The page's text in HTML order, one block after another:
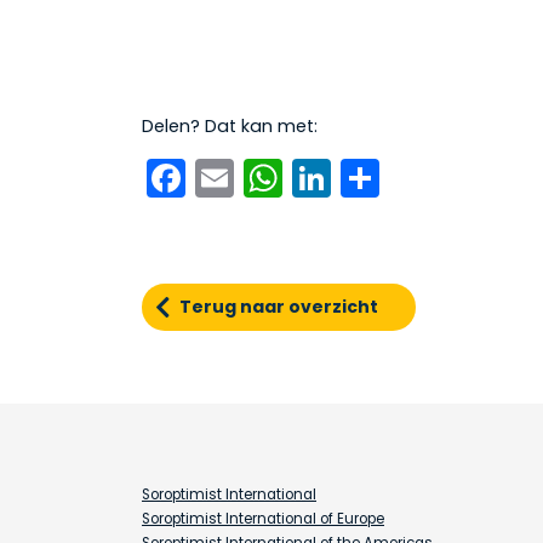
Delen? Dat kan met:
Facebook
EmailWhatsApp
LinkedIn
Terug naar overzicht
Soroptimist International
Soroptimist International of Europe